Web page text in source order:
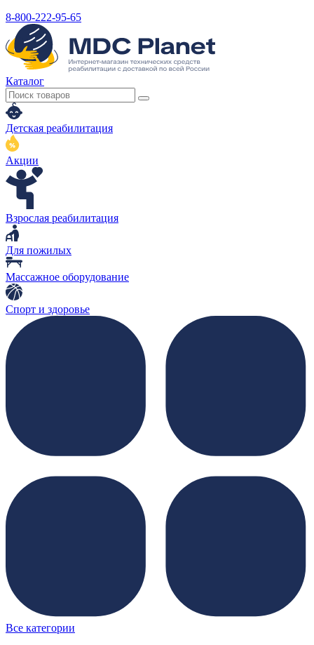
8-800-222-95-65
Каталог
Детская реабилитация
Акции
Взрослая реабилитация
Для пожилых
Массажное оборудование
Спорт и здоровье
Все категории